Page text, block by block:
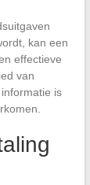
kan een
effectieve
van
is